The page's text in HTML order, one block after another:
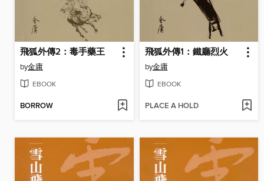
飛狐外傳2：毒手藥王
by金庸
EBOOK
BORROW
飛狐外傳1：鐵廳烈火
by金庸
EBOOK
PLACE A HOLD